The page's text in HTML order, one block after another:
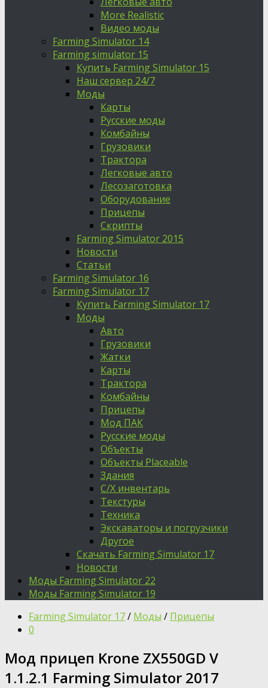
More Realistic
Видео моды
Farming Simulator 14
Farming simulator 15
Купить Farming Simulator 15
Наш сервер 24/7
Моды
Карты
Русские моды
Комбайны
Грузовики
Трактора
Легковые авто
Лесозаготовка
Оборудование
Прицепы
Скрипты
Farming Simulator 2015
Новости
Статьи
Farming Simulator 16
Farming Simulator 17
Купить Farming Simulator 17
Моды
Авто
Грузовики
Жатки
Карты
Трактора
Комбайны
Прицепы
Мод ПАК
Русские моды
Объекты
Объекты Placeable
Здания
С/Х инвентарь
Текстуры
Техника
Экскаваторы и погрузчики
Другое
Скачать Farming Simulator 17
Новости
Моды Farming Simulator 22
Моды Farming Simulator 19
Farming Simulator 17/ Моды / Прицепы
0
Мод прицеп Krone ZX550GD V
1.1.2.1 Farming Simulator 2017